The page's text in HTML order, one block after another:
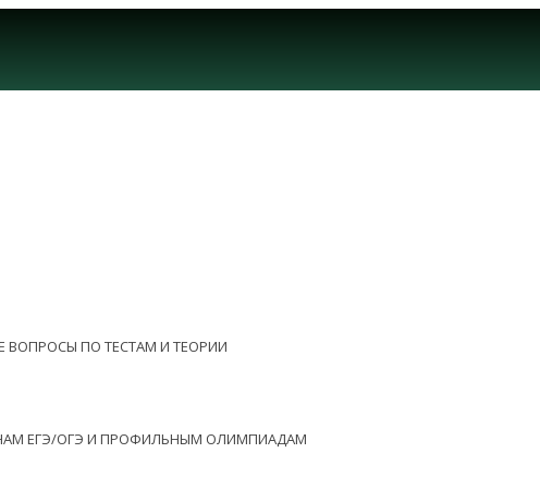
ВОПРОСЫ ПО ТЕСТАМ И ТЕОРИИ
ЕГЭ/ОГЭ И ПРОФИЛЬНЫМ ОЛИМПИАДАМ